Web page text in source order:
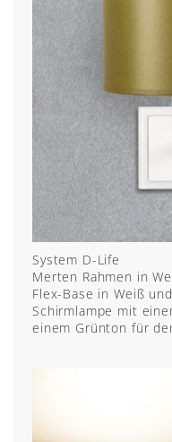
System D-Life
Merten Rahmen in
Flex-Base in Weiß
Schirmlampe mit
einem Grünton für